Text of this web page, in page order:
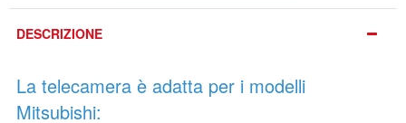
DESCRIZIONE
La telecamera è adatta per i modelli
Mitsubishi: